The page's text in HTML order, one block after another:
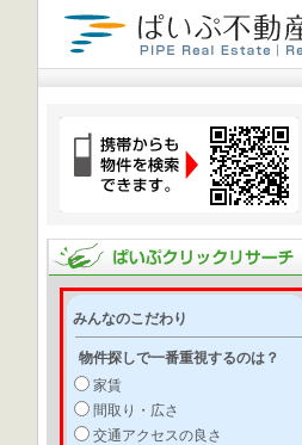
みんなのこだわり
物件探しで一番重視するのは？
家賃
間取り・広さ
交通アクセスの良さ